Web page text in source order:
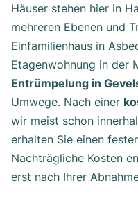
Häuser stehen hier in
mehreren Ebenen und
Einfamilienhaus in
Etagenwohnung in der
Entrümpelung in
Umwege. Nach einer
wir meist schon
erhalten Sie einen
Nachträgliche Kosten
erst nach Ihrer